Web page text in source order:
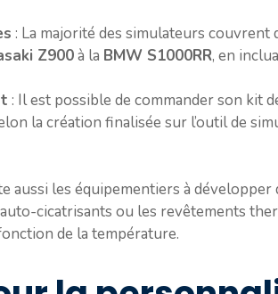
: La majorité des simulateurs couvrent
Z900à la BMW S1000RR, en
: Il est possible de commander son kit
la création finalisée sur l’outil de
aussi les équipementiers à
cicatrisants ou les revêtements
de la température.